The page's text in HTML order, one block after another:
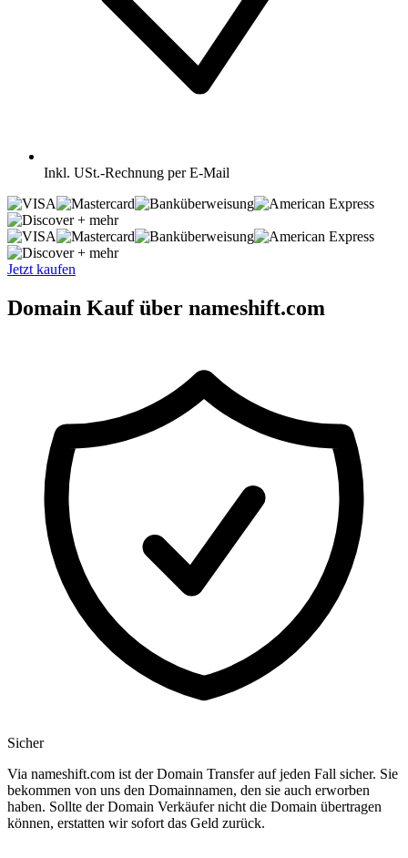
Inkl. USt.-Rechnung per E-Mail
+ mehr
+ mehr
Jetzt kaufen
Domain Kauf über nameshift.com
Sicher
Via nameshift.com ist der Domain Transfer auf jeden Fall sicher. Sie
bekommen von uns den Domainnamen, den sie auch erworben
haben. Sollte der Domain Verkäufer nicht die Domain übertragen
können, erstatten wir sofort das Geld zurück.